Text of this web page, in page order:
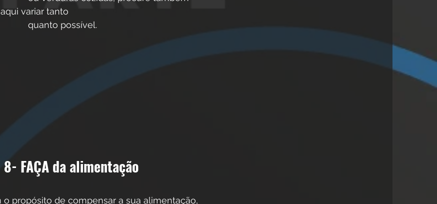
aqui variar tanto
           quanto possível.
8- FAÇA da alimentação